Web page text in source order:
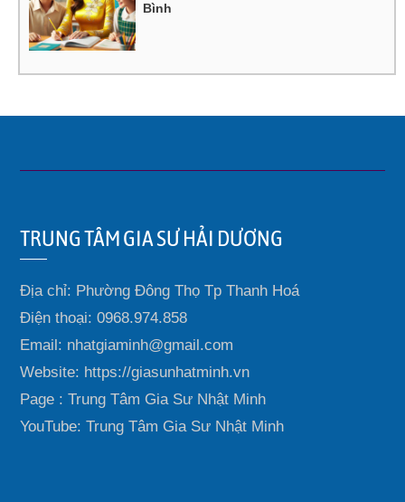
Bình
TRUNG TÂM GIA SƯ HẢI DƯƠNG
Địa chỉ: Phường Đông Thọ Tp Thanh Hoá
Điện thoại: 0968.974.858
Email: nhatgiaminh@gmail.com
Website: https://giasunhatminh.vn
Page : Trung Tâm Gia Sư Nhật Minh
YouTube: Trung Tâm Gia Sư Nhật Minh